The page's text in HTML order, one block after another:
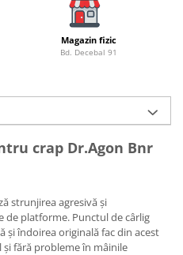
Magazin fizic
Bd. Decebal 91
crap Dr.Agon Bnr
strunjirea agresivă și
de platforme. Punctul de cârlig
îndoirea originală fac din acest
fără probleme în mâinile